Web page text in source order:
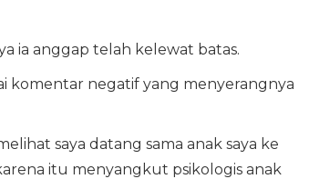
ia anggap telah kelewat batas.
komentar negatif yang menyerangnya
saya datang sama anak saya ke
itu menyangkut psikologis anak